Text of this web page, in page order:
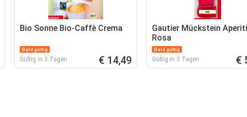
Bio Sonne Bio-Caffè Crema
Bald gültig
Gültig in 3 Tagen € 14,49
Gautier Mückstein
Rosa
Bald gültig
Gültig in 3 Tagen €